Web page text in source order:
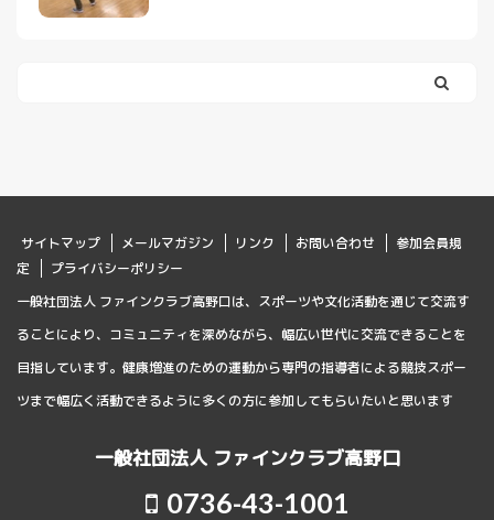
サイトマップ メールマガジン リンク お問い合わせ
参加会員規
定
プライバシーポリシー
一般社団法人 ファインクラブ高野口は、スポーツや文化活動を通じて交流す
ることにより、コミュニティを深めながら、幅広い世代に交流できることを
目指しています。健康増進のための運動から専門の指導者による競技スポー
ツまで幅広く活動できるように多くの方に参加してもらいたいと思います
一般社団法人 ファインクラブ高野口
0736-43-1001